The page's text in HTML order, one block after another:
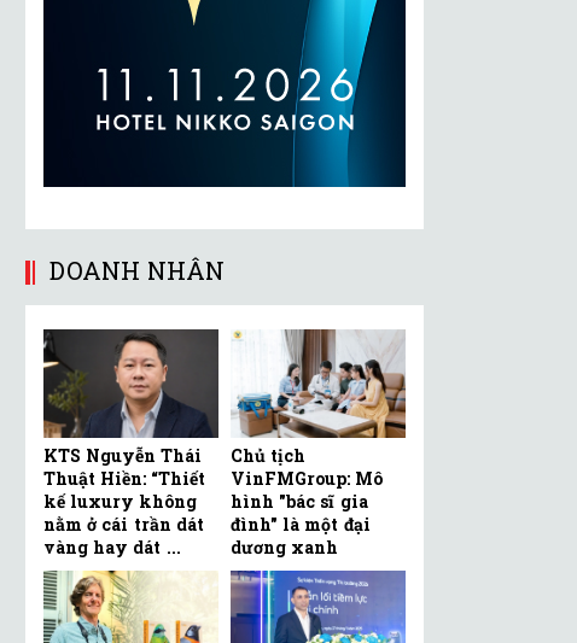
DOANH NHÂN
KTS Nguyễn Thái
Thuật Hiền: “Thiết
kế luxury không
nằm ở cái trần dát
vàng hay dát ...
Chủ tịch
VinFMGroup: Mô
hình "bác sĩ gia
đình" là một đại
dương xanh